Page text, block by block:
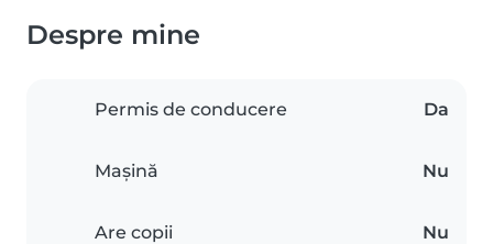
Despre mine
Permis de conducere Da
Mașină Nu
Are copii Nu